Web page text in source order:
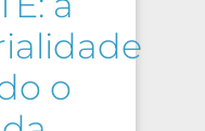
o